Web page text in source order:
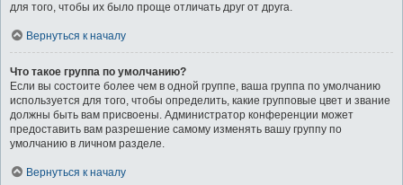
для того, чтобы их было проще отличать друг от друга.
Вернуться к началу
Что такое группа по умолчанию?
Если вы состоите более чем в одной группе, ваша группа по умолчанию
используется для того, чтобы определить, какие групповые цвет и звание
должны быть вам присвоены. Администратор конференции может
предоставить вам разрешение самому изменять вашу группу по
умолчанию в личном разделе.
Вернуться к началу